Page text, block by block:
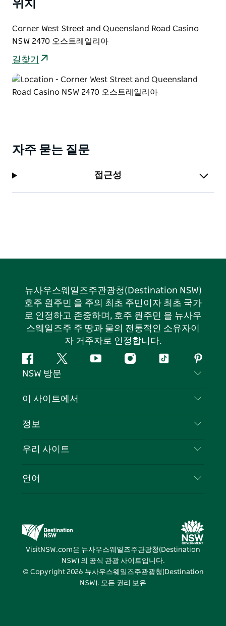
위치
Corner West Street and Queensland Road Casino
NSW 2470 오스트레일리아
길찾기
자주 묻는 질문
접근성
뉴사우스웨일즈주관광청(Destination NSW)
호주 원주민 을 주의 최초 주민이자 최초 국가
로 인정하고 존중하며, 호주 원주민 을 뉴사우
스웨일즈주 주 땅과 물의 전통적인 소유자이
자 거주자로 인정합니다.
페
이
북
지
다
유
인
틱
핀
터
스
NSW 방문
문의하기
쿠키 고지
이 사이트에서
목적지
이벤트
정보
여행 정보
뉴사우스웨일즈주 의 사업
우리 사이트
뉴사우스웨일즈주관광청(Destination NSW) 미디
어 센터
비비드 시드니(Vivid Sydney)
언어
VisitNSW.com은 뉴사우스웨일즈주관광청(Destination
NSW) 의 공식 관광 사이트입니다.
© Copyright 2026 뉴사우스웨일즈주관광청(Destination
NSW). 모든 권리 보유